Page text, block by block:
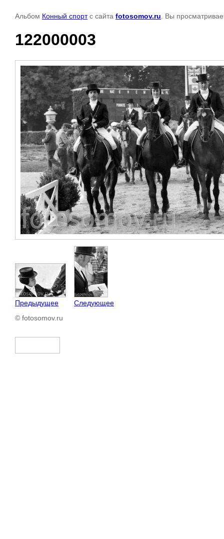
Альбом Конный спортс сайта fotosomov.ru . Вы
122000003
Предыдущее
Следующее
© fotosomov.ru